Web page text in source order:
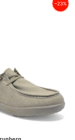
–23%